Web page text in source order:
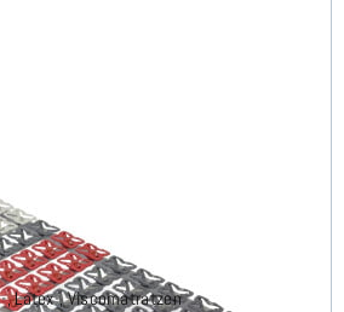
160x220 cm (2x80x220)
Latex-, Viscomatratzen